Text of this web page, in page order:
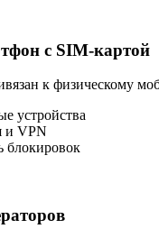
с SIM-картой
к физическому
устройства
и VPN
блокировок